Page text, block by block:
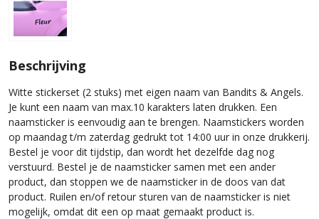
Beschrijving
Witte stickerset (2 stuks) met eigen naam van Bandits & Angels.
Je kunt een naam van max.10 karakters laten drukken. Een
naamsticker is eenvoudig aan te brengen. Naamstickers worden
op maandag t/m zaterdag gedrukt tot 14:00 uur in onze drukkerij.
Bestel je voor dit tijdstip, dan wordt het dezelfde dag nog
verstuurd. Bestel je de naamsticker samen met een ander
product, dan stoppen we de naamsticker in de doos van dat
product. Ruilen en/of retour sturen van de naamsticker is niet
mogelijk, omdat dit een op maat gemaakt product is.